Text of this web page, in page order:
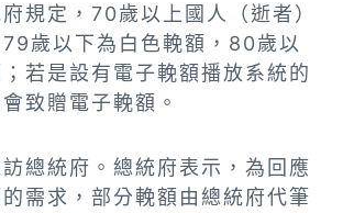
規定，70歲以上國人（逝者）
歲以下為白色輓額，80歲以
；若是設有電子輓額播放系統的
致贈電子輓額。
總統府。總統府表示，為回應
需求，部分輓額由總統府代筆